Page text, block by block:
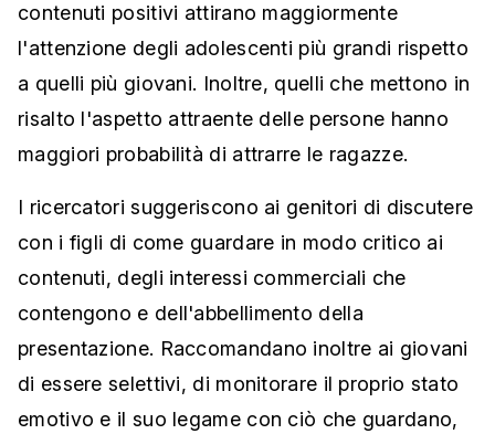
contenuti positivi attirano maggiormente
l'attenzione degli adolescenti più grandi rispetto
a quelli più giovani. Inoltre, quelli che mettono in
risalto l'aspetto attraente delle persone hanno
maggiori probabilità di attrarre le ragazze.
I ricercatori suggeriscono ai genitori di discutere
con i figli di come guardare in modo critico ai
contenuti, degli interessi commerciali che
contengono e dell'abbellimento della
presentazione. Raccomandano inoltre ai giovani
di essere selettivi, di monitorare il proprio stato
emotivo e il suo legame con ciò che guardano,